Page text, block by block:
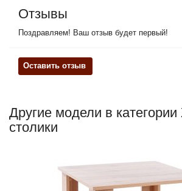
Отзывы
Поздравляем! Ваш отзыв будет первый!
Оставить отзыв
Другие модели в
столики